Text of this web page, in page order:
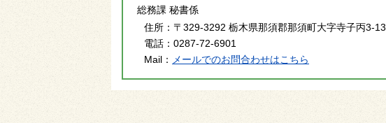
総務課 秘書係
住所： 〒329-3292 栃木県那須郡那須町大字寺子丙3-13
電話： 0287-72-6901
Mail：
メールでのお問合わせはこちら